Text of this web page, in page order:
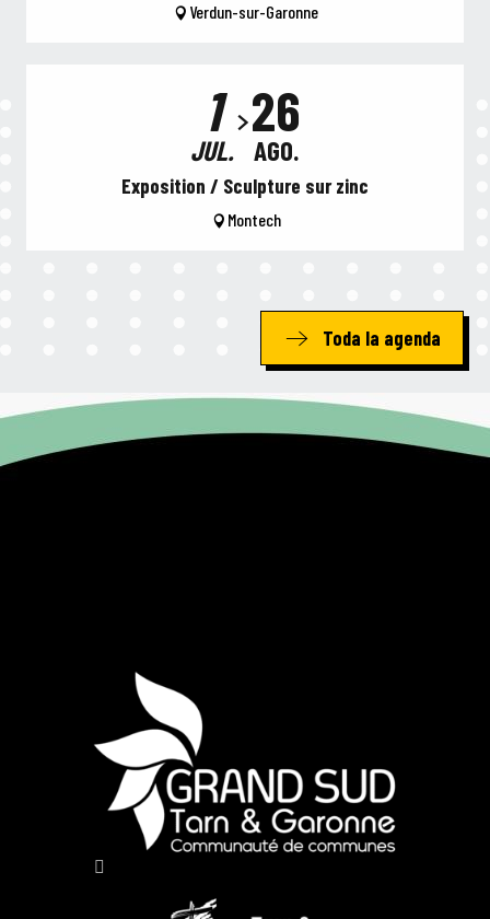
Verdun-sur-Garonne
1
JUL.
26
AGO.
Exposition / Sculpture sur zinc
Montech
Toda la agenda